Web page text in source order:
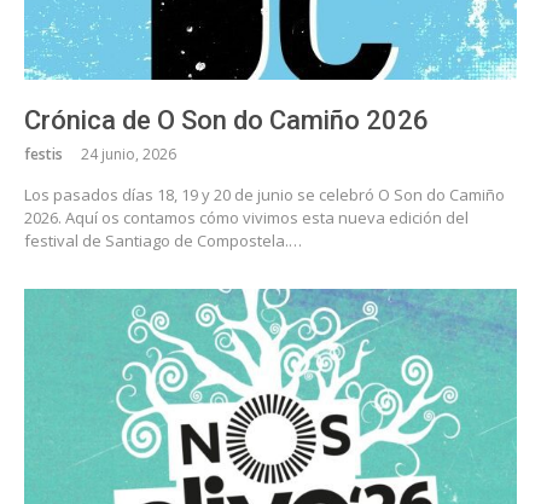
Crónica de O Son do Camiño 2026
festis 24 junio, 2026
Los pasados días 18, 19 y 20 de junio se celebró O Son do Camiño
2026. Aquí os contamos cómo vivimos esta nueva edición del
festival de Santiago de Compostela.…